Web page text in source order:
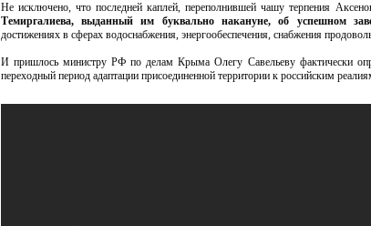
Не исключено, что последней каплей, переполнившей чашу терпения
Темиргалиева, выданный им буквально накануне, об успешном
достижениях в сферах водоснабжения, энергообеспечения, снабжения
И пришлось министру РФ по делам Крыма Олегу Савельеву фактически
переходный период адаптации присоединенной территории к российским